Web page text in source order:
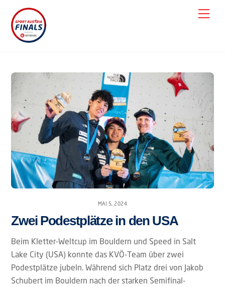
content
MAI 5, 2024
Zwei Podestplätze in den USA
Beim Kletter-Weltcup im Bouldern und Speed in Salt
Lake City (USA) konnte das KVÖ-Team über zwei
Podestplätze jubeln. Während sich Platz drei von Jakob
Schubert im Bouldern nach der starken Semifinal-